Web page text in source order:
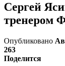
Сергей
тренером
Опубликовано
263
Поделится